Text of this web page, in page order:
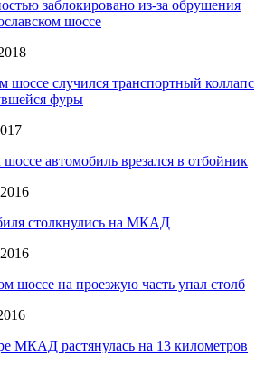
заблокировано из-за обрушения
шоссе
шоссе случился транспортный коллапс
фуры
автомобиль врезался в отбойник
столкнулись на МКАД
шоссе на проезжую часть упал столб
МКАД растянулась на 13 километров